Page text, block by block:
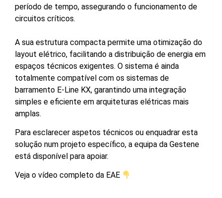
período de tempo, assegurando o funcionamento de
circuitos críticos.
A sua estrutura compacta permite uma otimização do
layout elétrico, facilitando a distribuição de energia em
espaços técnicos exigentes. O sistema é ainda
totalmente compatível com os sistemas de
barramento E-Line KX, garantindo uma integração
simples e eficiente em arquiteturas elétricas mais
amplas.
Para esclarecer aspetos técnicos ou enquadrar esta
solução num projeto específico, a equipa da Gestene
está disponível para apoiar.
Veja o vídeo completo da EAE